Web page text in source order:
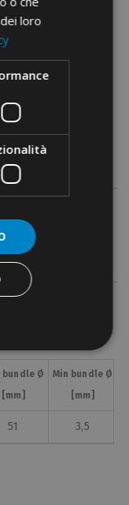
bundle Ø
[mm]
Min bundle Ø
[mm]
51 3,5
loro